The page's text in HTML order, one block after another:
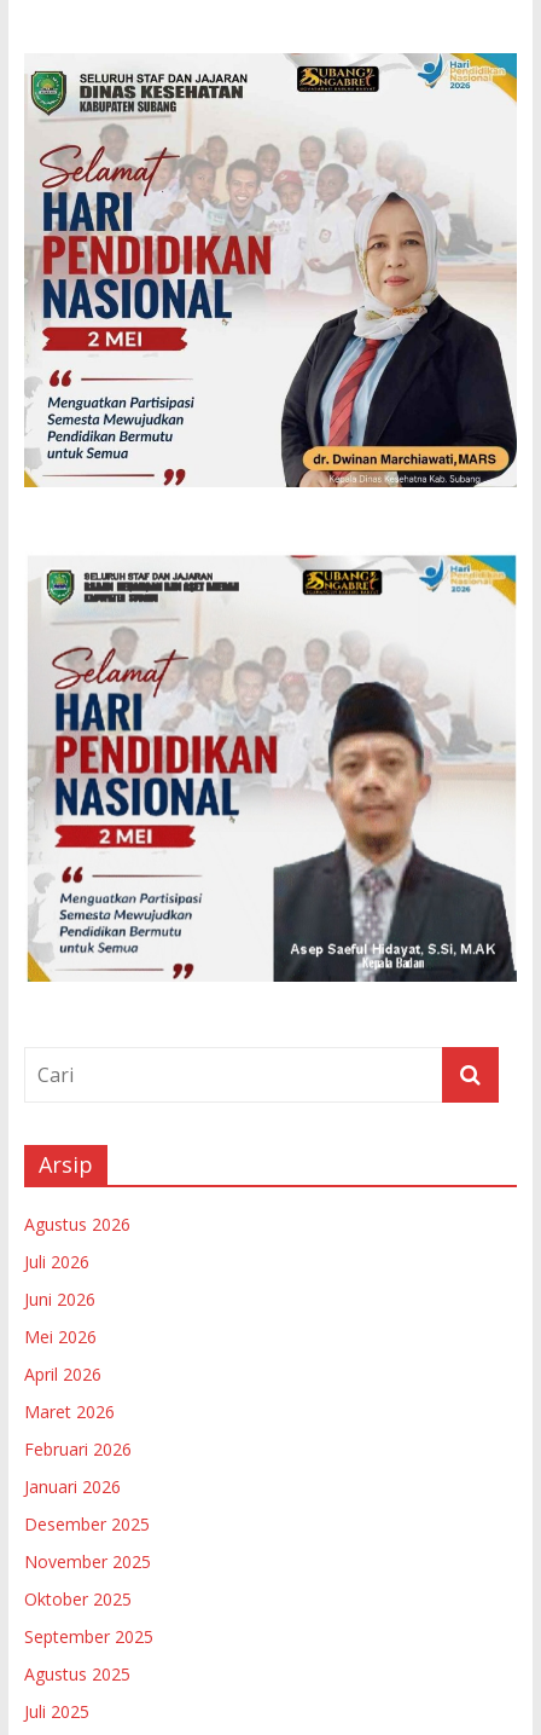
Arsip
Agustus 2026
Juli 2026
Juni 2026
Mei 2026
April 2026
Maret 2026
Februari 2026
Januari 2026
Desember 2025
November 2025
Oktober 2025
September 2025
Agustus 2025
Juli 2025